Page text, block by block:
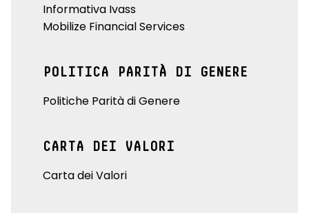
Informativa Ivass
Mobilize Financial Services
POLITICA PARITÀ DI GENERE
Politiche Parità di Genere
CARTA DEI VALORI
Carta dei Valori